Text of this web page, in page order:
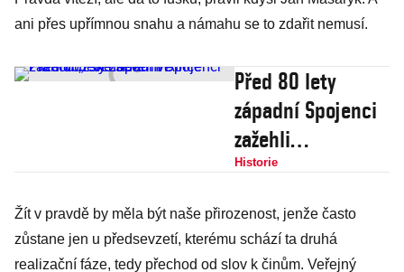
ani přes upřímnou snahu a námahu se to zdařit nemusí.
Před 80 lety
západní Spojenci
zažehli
„Pochodeň“ ve
severní Africe
Historie
Žít v pravdě by měla být naše přirozenost, jenže často
zůstane jen u předsevzetí, kterému schází ta druhá
realizační fáze, tedy přechod od slov k činům. Veřejný